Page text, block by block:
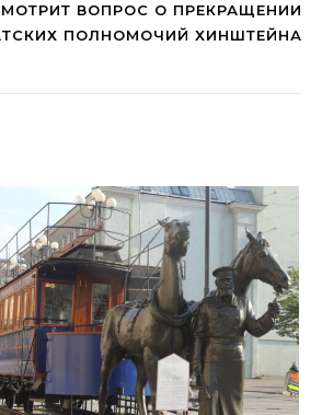
ВОПРОС О ПРЕКРАЩЕНИИ
ПОЛНОМОЧИЙ ХИНШТЕЙНА